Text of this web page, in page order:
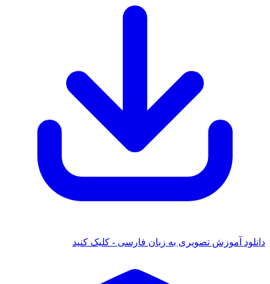
دانلود آموزش تصویری به زبان فارسی - کلیک کنید